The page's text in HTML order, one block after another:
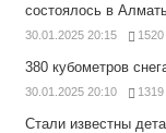
состоялось в
30.01.2025 20:15 1520
380 кубометров
30.01.2025 20:10 1319
Стали известны